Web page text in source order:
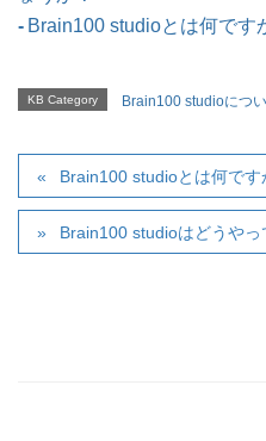
Brain100 studioとは何です
KB Category Brain100 studioにつ
Brain100 studioとは何です
Brain100 studioはどうや